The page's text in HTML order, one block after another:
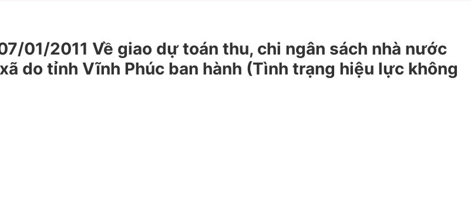
01/2011 Về giao dự toán thu, chi ngân sách nhà nước
do tỉnh Vĩnh Phúc ban hành (Tình trạng hiệu lực không